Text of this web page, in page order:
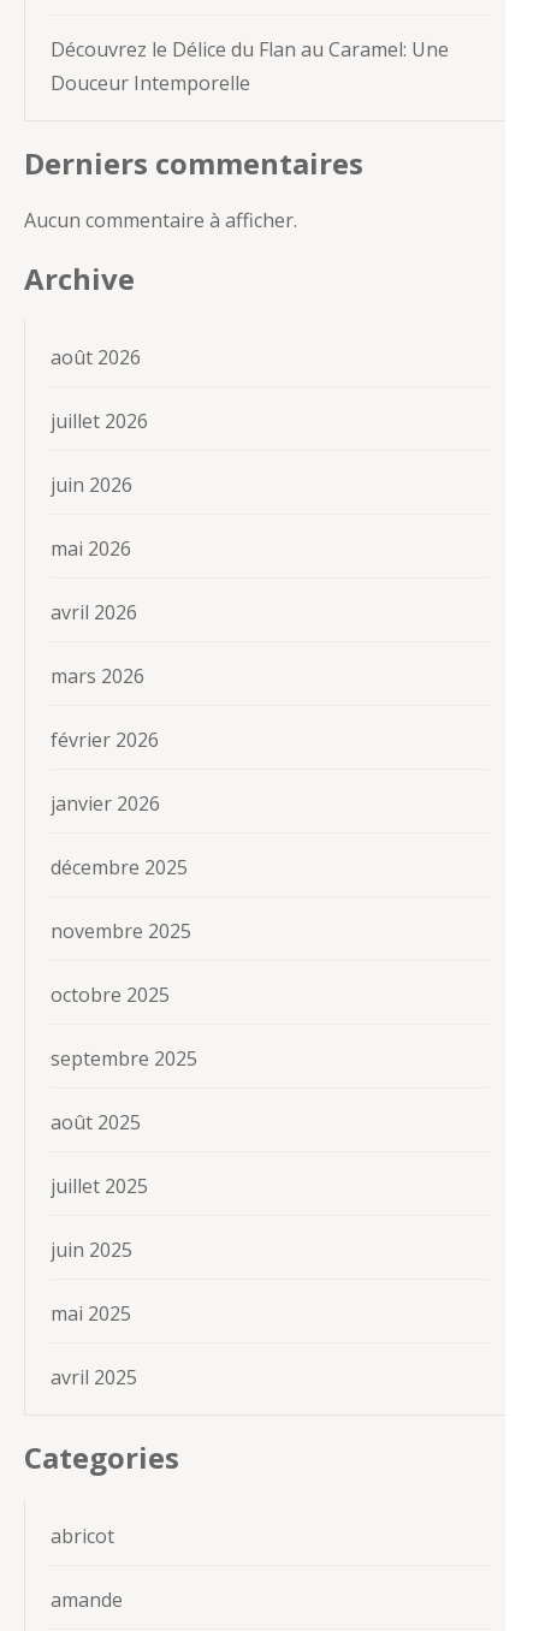
Découvrez le Délice du Flan au Caramel: Une
Douceur Intemporelle
Derniers commentaires
Aucun commentaire à afficher.
Archive
août 2026
juillet 2026
juin 2026
mai 2026
avril 2026
mars 2026
février 2026
janvier 2026
décembre 2025
novembre 2025
octobre 2025
septembre 2025
août 2025
juillet 2025
juin 2025
mai 2025
avril 2025
Categories
abricot
amande